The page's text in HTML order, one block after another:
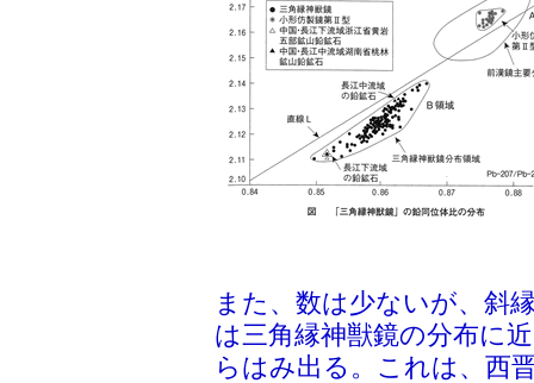
また、数は少ないが、斜
は三角縁神獣鏡の分布に
らはみ出る。これは、西